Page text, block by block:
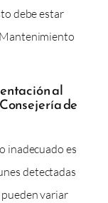
debe estar
al
de
inadecuado es
detectadas
pueden variar